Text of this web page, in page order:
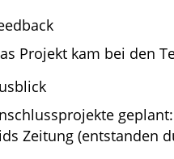
Projekt kam bei den
Zeitung (entstanden